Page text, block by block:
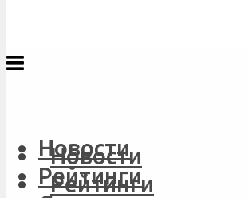
Новости
Рейтинги
Новости
Рейтинги